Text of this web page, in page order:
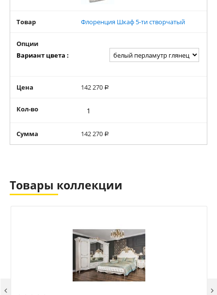
Товар Флоренция Шкаф 5-ти створчатый
Опции
Вариант цвета :
Цена 142 270 Р
Кол-во
Сумма 142 270 Р
Товары коллекции
 